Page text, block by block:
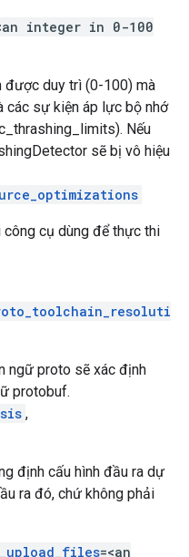
integer in 0-100
được duy trì (0-100) mà
các sự kiện áp lực bộ nhớ
Nếu
sẽ bị vô hiệu
công cụ dùng để thực thi
ngữ proto sẽ xác định
protobuf.
,
định cấu hình đầu ra dự
ra đó, chứ không phải
=<an